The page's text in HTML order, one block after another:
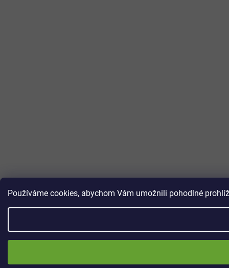
Používáme cookies, abychom Vám umožnili pohodlné